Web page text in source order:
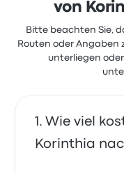
von
Bitte beachten Sie,
Routen oder Angaben
unterliegen
Wie viel
Korinthia